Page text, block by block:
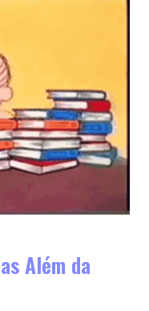
Além da